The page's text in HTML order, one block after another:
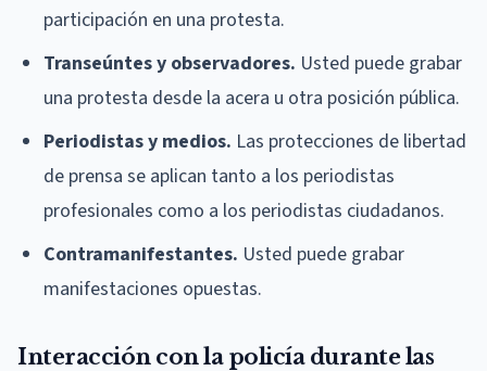
participación en una protesta.
Transeúntes y observadores. Usted puede grabar
una protesta desde la acera u otra posición pública.
Periodistas y medios. Las protecciones de libertad
de prensa se aplican tanto a los periodistas
profesionales como a los periodistas ciudadanos.
Contramanifestantes. Usted puede grabar
manifestaciones opuestas.
Interacción con la policía durante las